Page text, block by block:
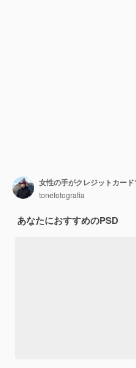
tonefotografia
あなたにおすすめのPSD